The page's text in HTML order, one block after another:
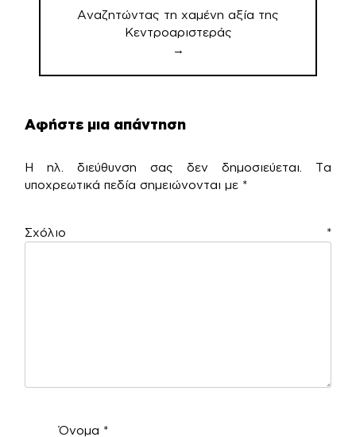
Αναζητώντας τη χαμένη αξία της
Κεντροαριστεράς
→
Αφήστε μια απάντηση
Η ηλ. διεύθυνση σας δεν δημοσιεύεται.
Τα
υποχρεωτικά πεδία σημειώνονται με *
Σχόλιο *
Όνομα *